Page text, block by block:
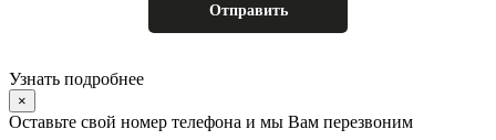
Узнать подробнее
×
Оставьте свой номер телефона и мы Вам перезвоним